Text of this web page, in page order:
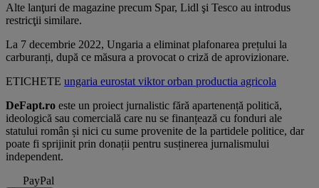
Alte lanţuri de magazine precum Spar, Lidl şi Tesco au introdus
restricţii similare.
La 7 decembrie 2022, Ungaria a eliminat plafonarea prețului la
carburanți, după ce măsura a provocat o criză de aprovizionare.
ETICHETE ungaria eurostat viktor orban productia agricola
DeFapt.ro este un proiect jurnalistic fără apartenență politică,
ideologică sau comercială care nu se finanțează cu fonduri ale
statului român și nici cu sume provenite de la partidele politice, dar
poate fi sprijinit prin donații pentru susținerea jurnalismului
independent.
PayPal